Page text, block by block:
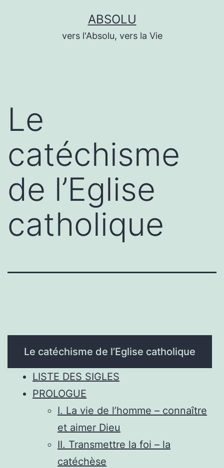
ABSOLU
vers l'Absolu, vers la Vie
Le
catéchisme
de l’Eglise
catholique
Le catéchisme de l’Eglise catholique
LISTE DES SIGLES
PROLOGUE
I. La vie de l’homme – connaître
et aimer Dieu
II. Transmettre la foi – la
catéchèse